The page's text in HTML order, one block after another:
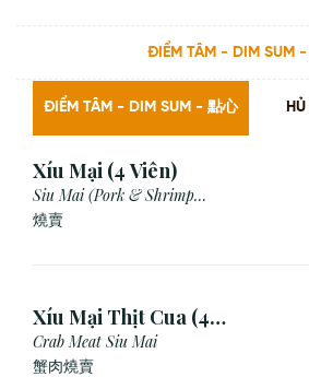
ĐIỂM TÂM - DIM SUM
ĐIỂM TÂM - DIM SUM - 點心
Xíu Mại (4 Viên)
Siu Mai (Pork & Shrimp
Dumpling)
燒賣
Xíu Mại Thịt Cua (4
Viên)
Crab Meat Siu Mai
蟹肉燒賣